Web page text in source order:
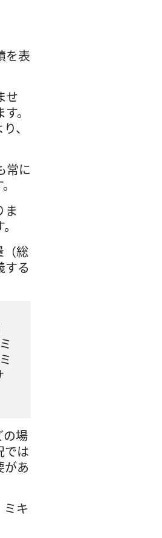
を表
せ
。
、
常に
ま
（総
する
の場
では
があ
ミキ